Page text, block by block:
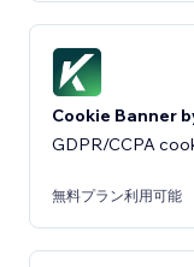
Cookie Banner
GDPR/CCPA
無料プラン利用可能